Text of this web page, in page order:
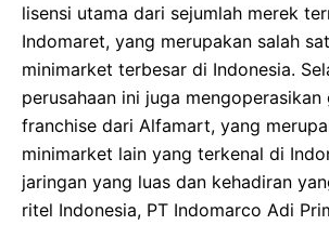
lisensi utama dari sejumlah merek
Indomaret, yang merupakan salah
minimarket terbesar di Indonesia.
perusahaan ini juga mengoperasikan
franchise dari Alfamart, yang
minimarket lain yang terkenal di
jaringan yang luas dan kehadiran
ritel Indonesia, PT Indomarco Adi